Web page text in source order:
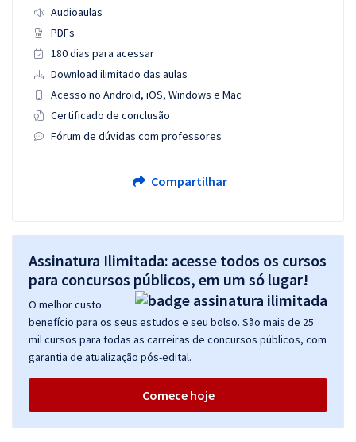
Audioaulas
PDFs
180 dias para acessar
Download ilimitado das aulas
Acesso no Android, iOS, Windows e Mac
Certificado de conclusão
Fórum de dúvidas com professores
Compartilhar
Assinatura Ilimitada: acesse todos os cursos
para concursos públicos, em um só lugar!
O melhor custo
benefício para os seus estudos e seu bolso. São mais de 25
mil cursos para todas as carreiras de concursos públicos, com
garantia de atualização pós-edital.
Comece hoje